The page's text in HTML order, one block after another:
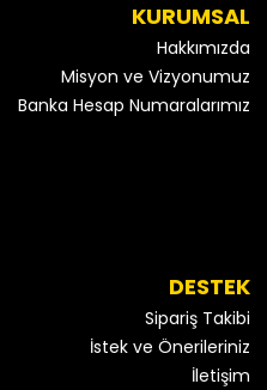
KURUMSAL
Hakkımızda
Misyon ve Vizyonumuz
Banka Hesap Numaralarımız
DESTEK
Sipariş Takibi
İstek ve Önerileriniz
İletişim